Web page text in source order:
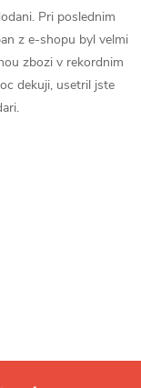
Pri poslednim
z e-shopu byl velmi
zbozi v rekordnim
dekuji, usetril jste